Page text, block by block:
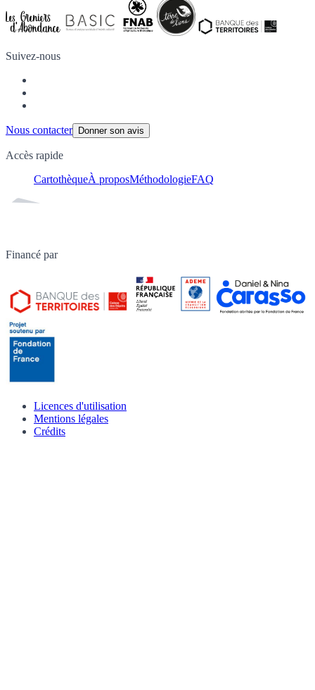
Suivez-nous
Nous contacter Donner son avis
Accès rapide
CartothèqueÀ proposMéthodologieFAQ
Financé par
Licences d'utilisation
Mentions légales
Crédits